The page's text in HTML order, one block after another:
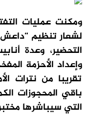
ومكنت عمليات
لشعار تنظيم
التحضير، وعدة
وإعداد الأحزمة
تقريبا من نترات
باقي المحجوزات
التي سيباشرها